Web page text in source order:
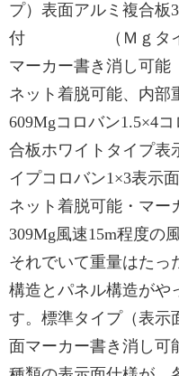
プ）表面アルミ複合板
付 （Ｍｇタイプ
マーカー書
ネット着脱可能、内部
609Mgコロバン1.5×4
合板ホワイトタイプ表
イプコロバン1×3表示
ネット着脱可能・マー
309Mg風速15m程度の
それでいて重量はたっ
構造とパネル構造がや
す。標準タイプ（表示
面マーカー書き消し可